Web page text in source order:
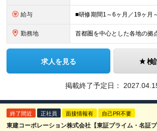
給与
勤務地
求人を見る 検
掲載終了予定日：
終了間近 正社員 面接情報有 自己PR不要
東建コーポレーション株式会社【東証プライム・名証プ